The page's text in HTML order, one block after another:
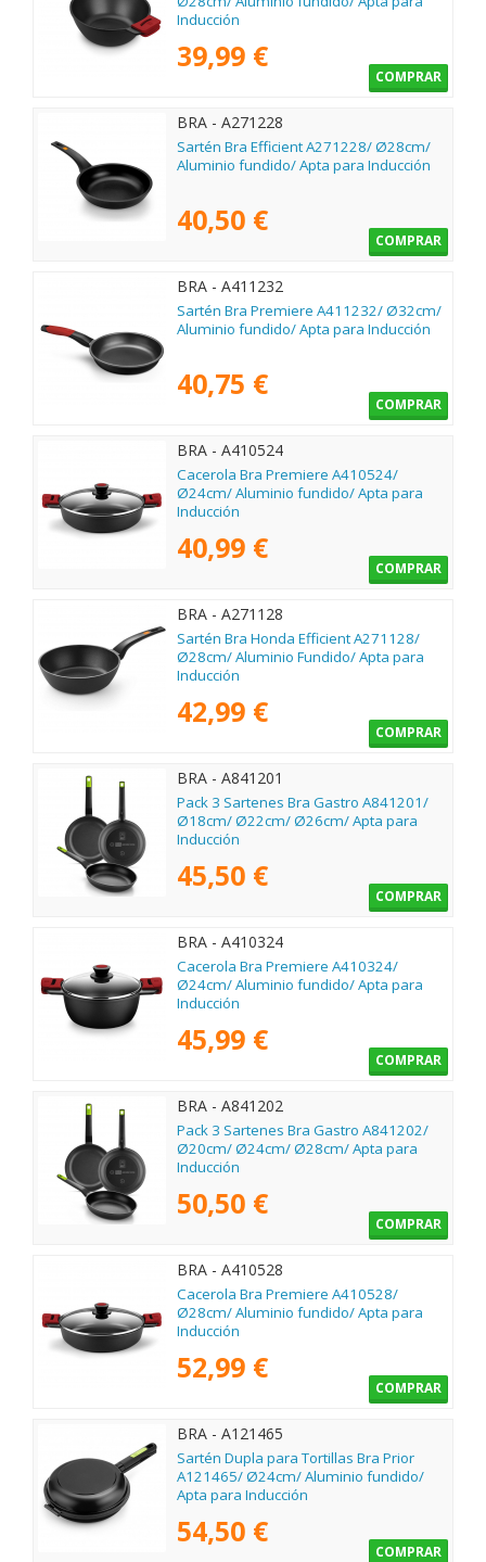
Inducción
39,99 €
COMPRAR
BRA - A271228
Sartén Bra Efficient A271228/ Ø28cm/
Aluminio fundido/ Apta para Inducción
40,50 €
COMPRAR
BRA - A411232
Sartén Bra Premiere A411232/ Ø32cm/
Aluminio fundido/ Apta para Inducción
40,75 €
COMPRAR
BRA - A410524
Cacerola Bra Premiere A410524/
Ø24cm/ Aluminio fundido/ Apta para
Inducción
40,99 €
COMPRAR
BRA - A271128
Sartén Bra Honda Efficient A271128/
Ø28cm/ Aluminio Fundido/ Apta para
Inducción
42,99 €
COMPRAR
BRA - A841201
Pack 3 Sartenes Bra Gastro A841201/
Ø18cm/ Ø22cm/ Ø26cm/ Apta para
Inducción
45,50 €
COMPRAR
BRA - A410324
Cacerola Bra Premiere A410324/
Ø24cm/ Aluminio fundido/ Apta para
Inducción
45,99 €
COMPRAR
BRA - A841202
Pack 3 Sartenes Bra Gastro A841202/
Ø20cm/ Ø24cm/ Ø28cm/ Apta para
Inducción
50,50 €
COMPRAR
BRA - A410528
Cacerola Bra Premiere A410528/
Ø28cm/ Aluminio fundido/ Apta para
Inducción
52,99 €
COMPRAR
BRA - A121465
Sartén Dupla para Tortillas Bra Prior
A121465/ Ø24cm/ Aluminio fundido/
Apta para Inducción
54,50 €
COMPRAR